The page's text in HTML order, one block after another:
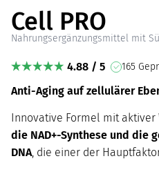
Cell PRO
Nahrungsergänzungsmittel mit
4.88 / 5 165
Anti-Aging auf zellulärer
Innovative Formel mit
die NAD+-Synthese und die
DNA, die einer der